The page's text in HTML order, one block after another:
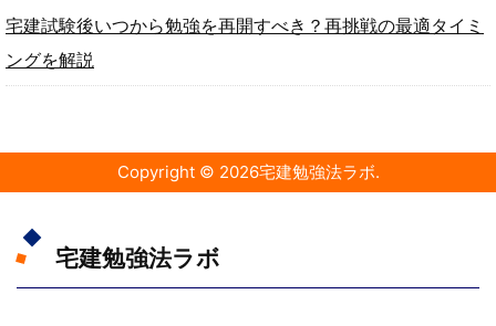
宅建試験後いつから勉強を再開すべき？再挑戦の最適タイミ
ングを解説
Copyright © 2026宅建勉強法ラボ.
宅建勉強法ラボ